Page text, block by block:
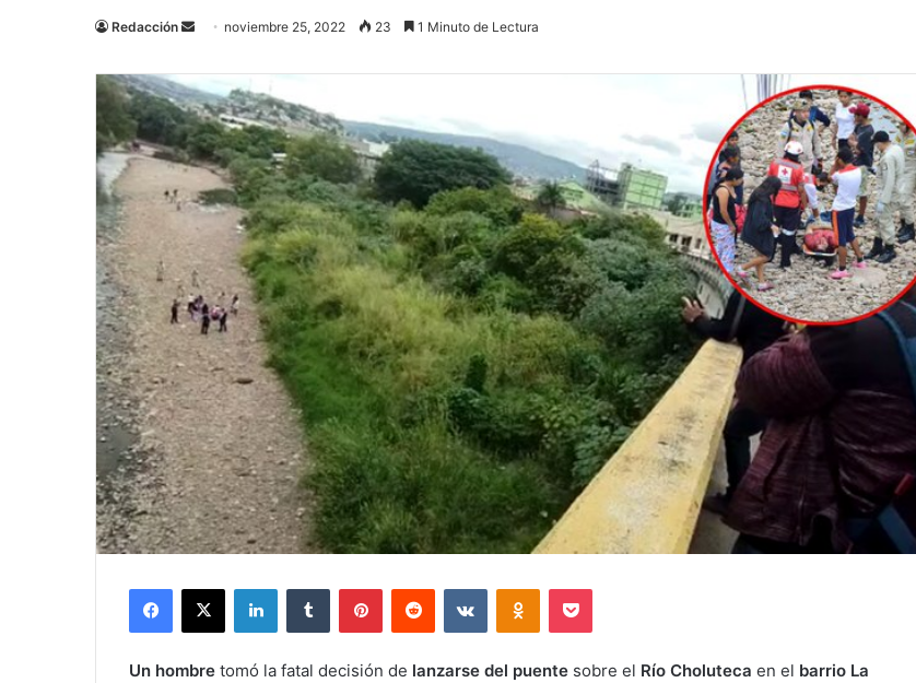
Redacción
Send
email
noviembre 25, 2022 23 1 Minuto de Lectura
Facebook
X LinkedInTumblr PinterestReddit VKontakteOdnoklassniki
Pocket
Un hombre tomó la fatal decisión de lanzarse del puente sobre el Río Choluteca en el barrio La